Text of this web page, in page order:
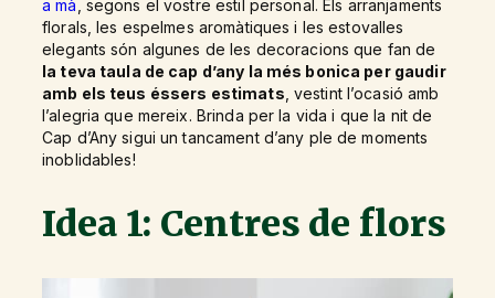
a mà , segons el vostre estil personal. Els arranjaments
florals, les espelmes aromàtiques i les estovalles
elegants són algunes de les decoracions que fan de
la teva taula de cap d’any la més bonica per gaudir
amb els teus éssers estimats , vestint l’ocasió amb
l’alegria que mereix. Brinda per la vida i que la nit de
Cap d’Any sigui un tancament d’any ple de moments
inoblidables!
Idea 1: Centres de flors